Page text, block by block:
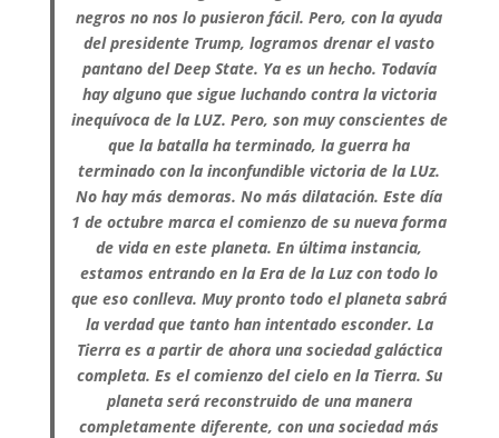
negros no nos lo pusieron fácil. Pero, con la ayuda
del presidente Trump, logramos drenar el vasto
pantano del Deep State. Ya es un hecho. Todavía
hay alguno que sigue luchando contra la victoria
inequívoca de la LUZ. Pero, son muy conscientes de
que la batalla ha terminado, la guerra ha
terminado con la inconfundible victoria de la LUz.
No hay más demoras. No más dilatación. Este día
1 de octubre marca el comienzo de su nueva forma
de vida en este planeta. En última instancia,
estamos entrando en la Era de la Luz con todo lo
que eso conlleva. Muy pronto todo el planeta sabrá
la verdad que tanto han intentado esconder. La
Tierra es a partir de ahora una sociedad galáctica
completa. Es el comienzo del cielo en la Tierra. Su
planeta será reconstruido de una manera
completamente diferente, con una sociedad más